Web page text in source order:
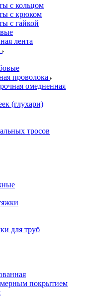
с кольцом
с крюком
с гайкой
лента
проволока
омедненная
(глухари)
тросов
для труб
покрытием